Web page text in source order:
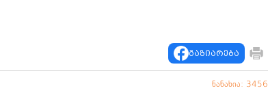
გაზიარება
ნანახია: 3456